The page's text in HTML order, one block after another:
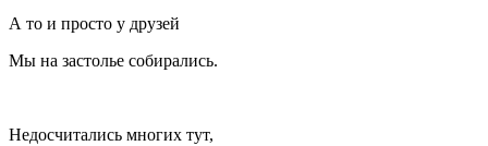
А то и просто у друзей
Мы на застолье собирались.
Недосчитались многих тут,